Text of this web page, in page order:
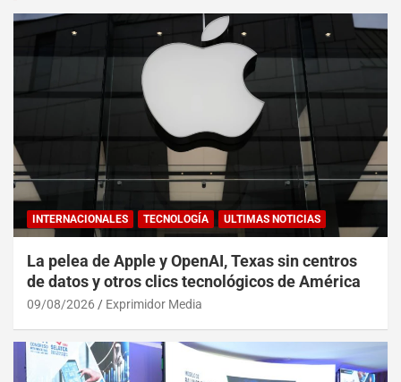
INTERNACIONALES TECNOLOGÍA ULTIMAS NOTICIAS
La pelea de Apple y OpenAI, Texas sin centros
de datos y otros clics tecnológicos de América
09/08/2026 Exprimidor Media